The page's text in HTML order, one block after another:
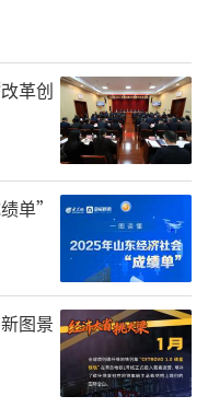
到家门口。聊城
伸，建成1239个
县乡村五级服务网
力推进“基层医保
，强化信息化支
抓手，让群众在
务。
责任编辑：窦静
革创
单”
图景